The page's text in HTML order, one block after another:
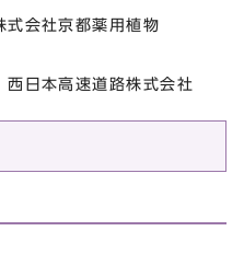
式会社京都薬用植物
日本高速道路株式会社